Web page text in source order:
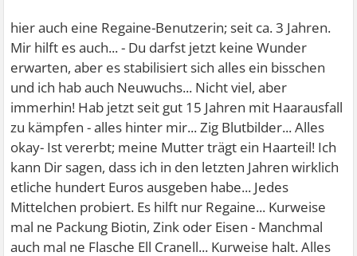
hier auch eine Regaine-Benutzerin; seit ca. 3 Jahren.
Mir hilft es auch... - Du darfst jetzt keine Wunder
erwarten, aber es stabilisiert sich alles ein bisschen
und ich hab auch Neuwuchs... Nicht viel, aber
immerhin! Hab jetzt seit gut 15 Jahren mit Haarausfall
zu kämpfen - alles hinter mir... Zig Blutbilder... Alles
okay- Ist vererbt; meine Mutter trägt ein Haarteil! Ich
kann Dir sagen, dass ich in den letzten Jahren wirklich
etliche hundert Euros ausgeben habe... Jedes
Mittelchen probiert. Es hilft nur Regaine... Kurweise
mal ne Packung Biotin, Zink oder Eisen - Manchmal
auch mal ne Flasche Ell Cranell... Kurweise halt. Alles